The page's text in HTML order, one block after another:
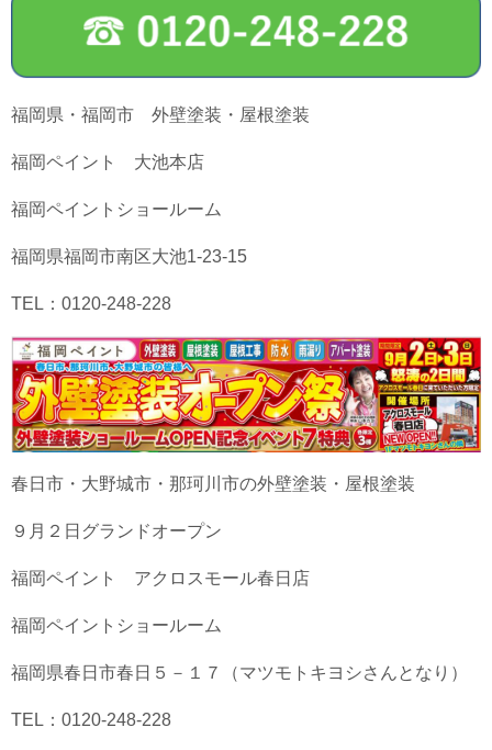
福岡県・福岡市 外壁塗装・屋根塗装
福岡ペイント 大池本店
福岡ペイントショールーム
福岡県福岡市南区大池1-23-15
TEL：0120-248-228
春日市・大野城市・那珂川市の外壁塗装・屋根塗装
９月２日グランドオープン
福岡ペイント アクロスモール春日店
福岡ペイントショールーム
福岡県春日市春日５－１７（マツモトキヨシさんとなり）
TEL：0120-248-228